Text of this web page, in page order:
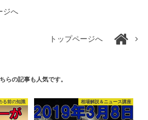
ジへ
トップページへ
らの記事も人気です。
る前の知識 相場解説＆ニュース講座